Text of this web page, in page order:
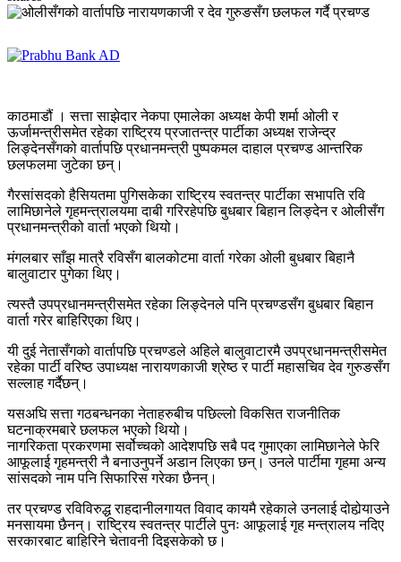
काठमाडौं । सत्ता साझेदार नेकपा एमालेका अध्यक्ष केपी शर्मा ओली र
ऊर्जामन्त्रीसमेत रहेका राष्ट्रिय प्रजातन्त्र पार्टीका अध्यक्ष राजेन्द्र
लिङ्देनसँगको वार्तापछि प्रधानमन्त्री पुष्पकमल दाहाल प्रचण्ड आन्तरिक
छलफलमा जुटेका छन्।
गैरसांसदको हैसियतमा पुगिसकेका राष्ट्रिय स्वतन्त्र पार्टीका सभापति रवि
लामिछानेले गृहमन्त्रालयमा दाबी गरिरहेपछि बुधबार बिहान लिङ्देन र ओलीसँग
प्रधानमन्त्रीको वार्ता भएको थियो।
मंगलबार साँझ मात्रै रविसँग बालकोटमा वार्ता गरेका ओली बुधबार बिहानै
बालुवाटार पुगेका थिए।
त्यस्तै उपप्रधानमन्त्रीसमेत रहेका लिङ्देनले पनि प्रचण्डसँग बुधबार बिहान
वार्ता गरेर बाहिरिएका थिए।
यी दुई नेतासँगको वार्तापछि प्रचण्डले अहिले बालुवाटारमै उपप्रधानमन्त्रीसमेत
रहेका पार्टी वरिष्ठ उपाध्यक्ष नारायणकाजी श्रेष्ठ र पार्टी महासचिव देव गुरुङसँग
सल्लाह गर्दैछन्।
यसअघि सत्ता गठबन्धनका नेताहरुबीच पछिल्लो विकसित राजनीतिक
घटनाक्रमबारे छलफल भएको थियो।
नागरिकता प्रकरणमा सर्वोच्चको आदेशपछि सबै पद गुमाएका लामिछानेले फेरि
आफूलाई गृहमन्त्री नै बनाउनुपर्ने अडान लिएका छन्। उनले पार्टीमा गृहमा अन्य
सांसदको नाम पनि सिफारिस गरेका छैनन्।
तर प्रचण्ड रविविरुद्ध राहदानीलगायत विवाद कायमै रहेकाले उनलाई दोहोर्‍याउने
मनसायमा छैनन्। राष्ट्रिय स्वतन्त्र पार्टीले पुनः आफूलाई गृह मन्त्रालय नदिए
सरकारबाट बाहिरिने चेतावनी दिइसकेको छ।